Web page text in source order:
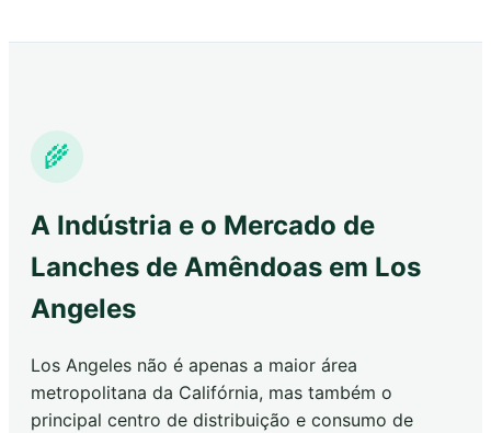
🌾
A Indústria e o Mercado de
Lanches de Amêndoas em Los
Angeles
Los Angeles não é apenas a maior área
metropolitana da Califórnia, mas também o
principal centro de distribuição e consumo de